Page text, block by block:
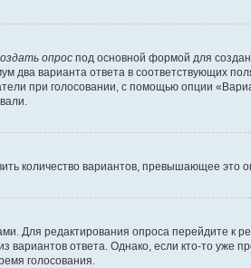
опрос под основной формой для
варианта ответа в соответствующих
при голосовании, с помощью опции
количество вариантов, превышающее это
Для редактирования опроса перейдите к
ответа. Однако, если кто-то уже
голосования.